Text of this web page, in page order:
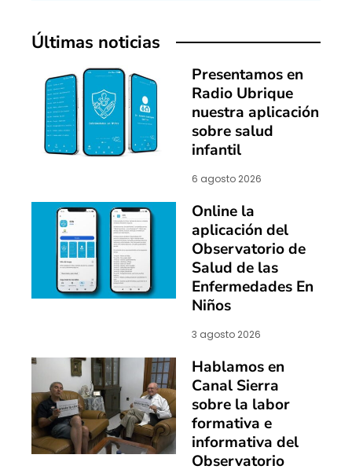
Últimas noticias
Presentamos en
Radio Ubrique
nuestra aplicación
sobre salud
infantil
6 agosto 2026
Online la
aplicación del
Observatorio de
Salud de las
Enfermedades En
Niños
3 agosto 2026
Hablamos en
Canal Sierra
sobre la labor
formativa e
informativa del
Observatorio